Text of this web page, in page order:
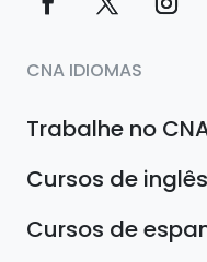
CNA IDIOMAS
Trabalhe no
Cursos de
Cursos de